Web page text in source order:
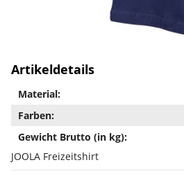
Artikeldetails
Material:
Farben:
Gewicht Brutto (in kg):
JOOLA Freizeitshirt